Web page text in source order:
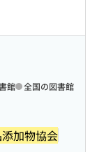
加物協会
館 全国の図書館